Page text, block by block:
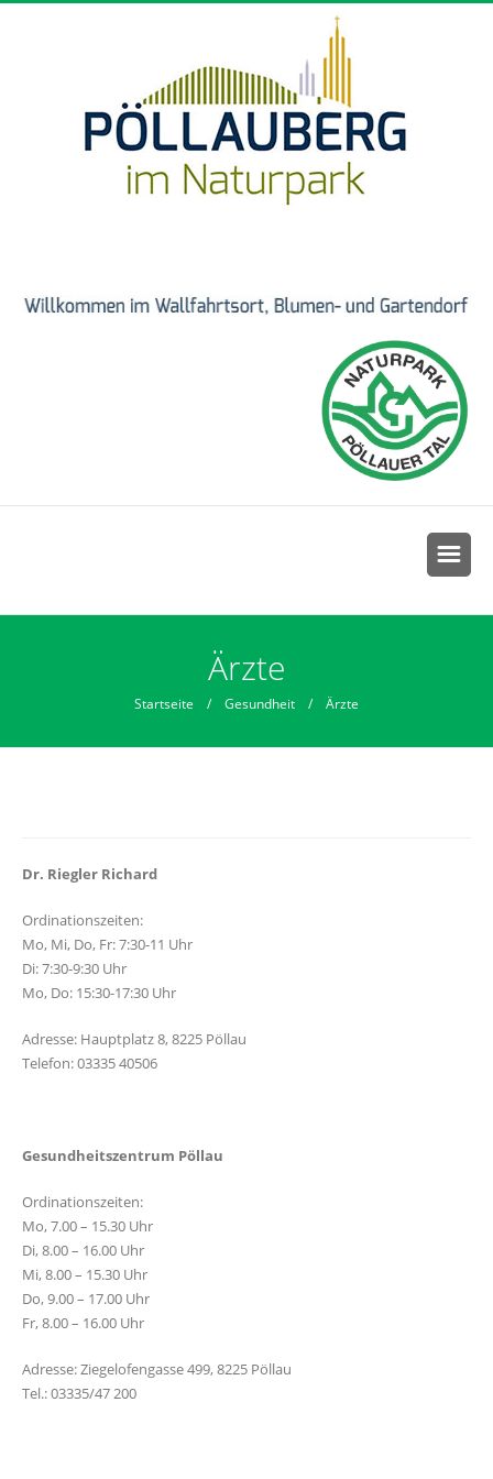
Ärzte
Startseite / Gesundheit / Ärzte
Dr. Riegler Richard
Ordinationszeiten:
Mo, Mi, Do, Fr: 7:30-11 Uhr
Di: 7:30-9:30 Uhr
Mo, Do: 15:30-17:30 Uhr
Adresse: Hauptplatz 8, 8225 Pöllau
Telefon: 03335 40506
Gesundheitszentrum Pöllau
Ordinationszeiten:
Mo, 7.00 – 15.30 Uhr
Di, 8.00 – 16.00 Uhr
Mi, 8.00 – 15.30 Uhr
Do, 9.00 – 17.00 Uhr
Fr, 8.00 – 16.00 Uhr
Adresse: Ziegelofengasse 499, 8225 Pöllau
Tel.: 03335/47 200